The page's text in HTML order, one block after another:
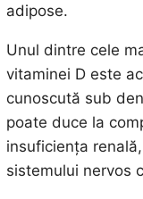
adipose.
Unul dintre cele
vitaminei D este
cunoscută sub
poate duce la
insuficiența
sistemului nervos